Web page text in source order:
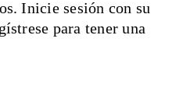
Inicie sesión con su
para tener una